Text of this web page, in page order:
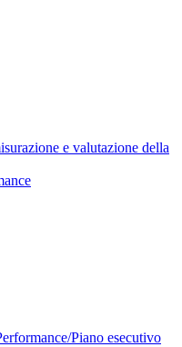
e valutazione della
Piano esecutivo